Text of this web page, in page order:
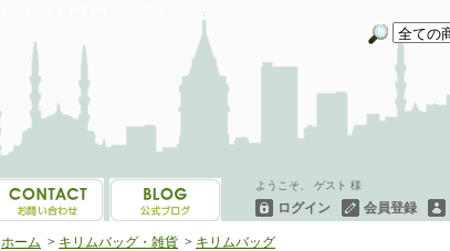
ようこそ、 ゲスト 様
ログイン 会員登録
ホーム > キリムバッグ・雑貨 > キリムバッグ